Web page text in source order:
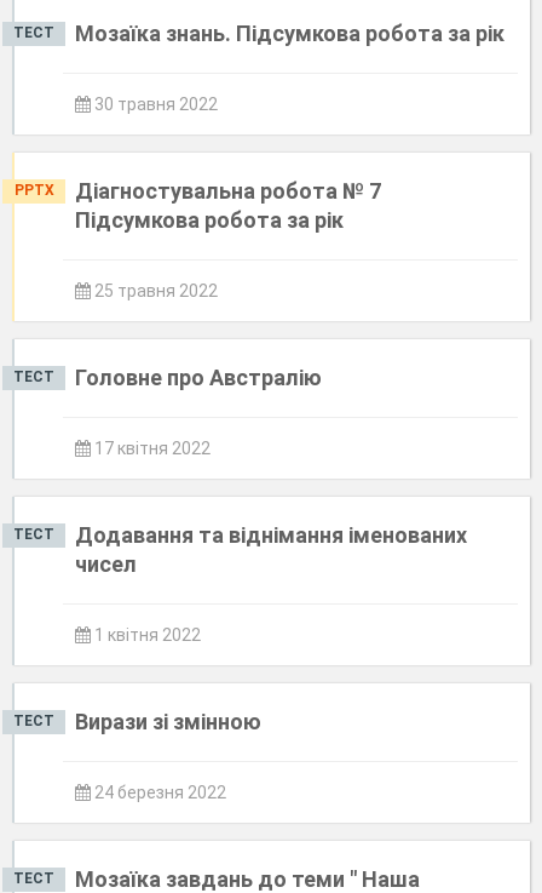
ТЕСТ Мозаїка знань. Підсумкова робота за рік
30 травня 2022
PPTX
Діагностувальна робота № 7
Підсумкова робота за рік
25 травня 2022
ТЕСТ Головне про Австралію
17 квітня 2022
ТЕСТ
Додавання та віднімання іменованих
чисел
1 квітня 2022
ТЕСТ Вирази зі змінною
24 березня 2022
ТЕСТ
Мозаїка завдань до теми " Наша